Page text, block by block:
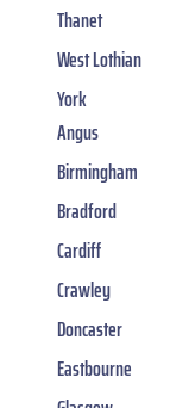
Thanet
West Lothian
York
Angus
Birmingham
Bradford
Cardiff
Crawley
Doncaster
Eastbourne